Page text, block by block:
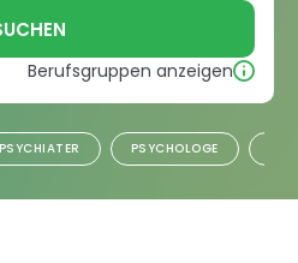
Berufsgruppen anzeigen
PSYCHIATER PSYCHOLOGE